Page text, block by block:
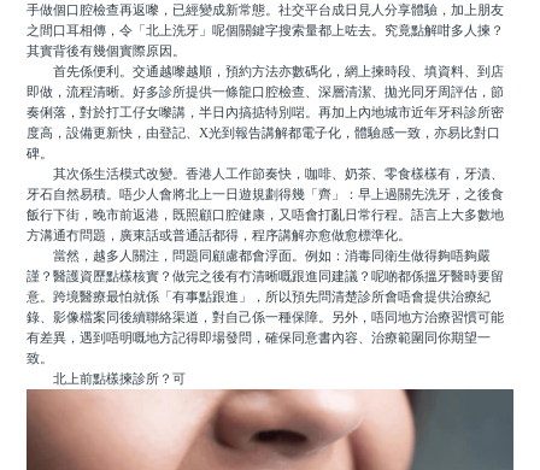
手做個口腔檢查再返嚟，已經變成新常態。社交平台成日見人分享體驗，加上朋友
之間口耳相傳，令「北上洗牙」呢個關鍵字搜索量都上咗去。究竟點解咁多人揀？
其實背後有幾個實際原因。
首先係便利。交通越嚟越順，預約方法亦數碼化，網上揀時段、填資料、到店
即做，流程清晰。好多診所提供一條龍口腔檢查、深層清潔、拋光同牙周評估，節
奏俐落，對於打工仔女嚟講，半日內搞掂特別啱。再加上內地城市近年牙科診所密
度高，設備更新快，由登記、X光到報告講解都電子化，體驗感一致，亦易比對口
碑。
其次係生活模式改變。香港人工作節奏快，咖啡、奶茶、零食樣樣有，牙漬、
牙石自然易積。唔少人會將北上一日遊規劃得幾「齊」：早上過關先洗牙，之後食
飯行下街，晚市前返港，既照顧口腔健康，又唔會打亂日常行程。語言上大多數地
方溝通冇問題，廣東話或普通話都得，程序講解亦愈做愈標準化。
當然，越多人關注，問題同顧慮都會浮面。例如：消毒同衛生做得夠唔夠嚴
謹？醫護資歷點樣核實？做完之後有冇清晰嘅跟進同建議？呢啲都係搵牙醫時要留
意。跨境醫療最怕就係「有事點跟進」，所以預先問清楚診所會唔會提供治療紀
錄、影像檔案同後續聯絡渠道，對自己係一種保障。另外，唔同地方治療習慣可能
有差異，遇到唔明嘅地方記得即場發問，確保同意書內容、治療範圍同你期望一
致。
北上前點樣揀診所？可